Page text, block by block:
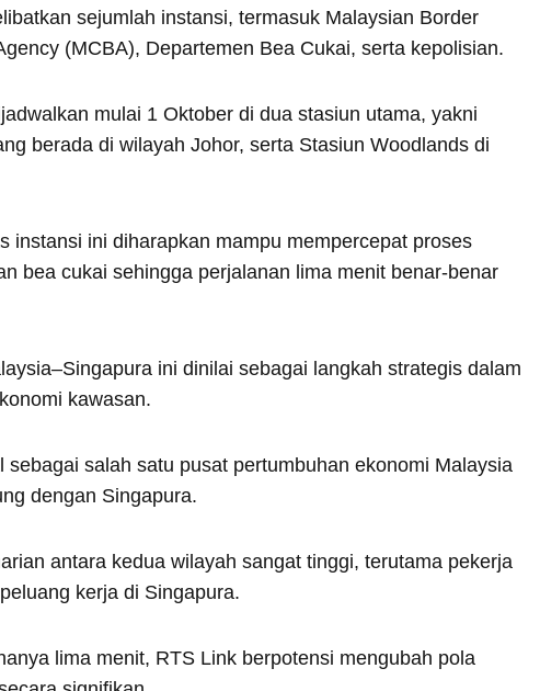
sejumlah instansi, termasuk Malaysian Border
(MCBA), Departemen Bea Cukai, serta kepolisian.
mulai 1 Oktober di dua stasiun utama, yakni
berada di wilayah Johor, serta Stasiun Woodlands di
instansi ini diharapkan mampu mempercepat proses
bea cukai sehingga perjalanan lima menit benar-benar
ini dinilai sebagai langkah strategis dalam
kawasan.
sebagai salah satu pusat pertumbuhan ekonomi Malaysia
dengan Singapura.
antara kedua wilayah sangat tinggi, terutama pekerja
kerja di Singapura.
lima menit, RTS Link berpotensi mengubah pola